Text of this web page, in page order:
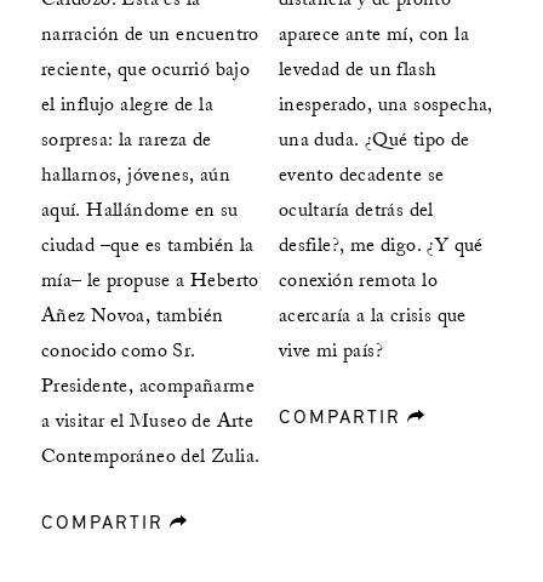
narración de un encuentro
reciente, que ocurrió bajo
el influjo alegre de la
sorpresa: la rareza de
hallarnos, jóvenes, aún
aquí. Hallándome en su
ciudad –que es también la
mía– le propuse a Heberto
Añez Novoa, también
conocido como Sr.
Presidente, acompañarme
a visitar el Museo de Arte
Contemporáneo del Zulia.
COMPARTIR forward
aparece ante mí, con la
levedad de un flash
inesperado, una sospecha,
una duda. ¿Qué tipo de
evento decadente se
ocultaría detrás del
desfile?, me digo. ¿Y qué
conexión remota lo
acercaría a la crisis que
vive mi país?
COMPARTIR forward